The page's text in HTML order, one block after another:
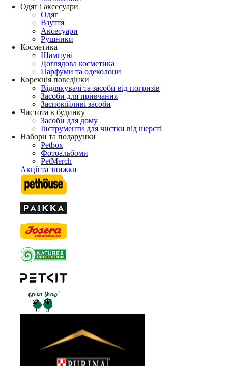
Одяг і аксесуари
Одяг
Взуття
Аксесуари
Рушники
Косметика
Шампуні
Доглядова косметика
Парфуми та одеколони
Корекція поведінки
Відлякувачі та засоби від погризів
Засоби для привчання
Заспокійливі засоби
Чистота в будинку
Засоби для дому
Інструменти для чистки від шерсті
Набори та подарунки
Petbox
Фотоальбоми
PetMerch
Акції та знижки